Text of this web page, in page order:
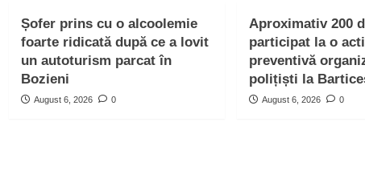
Șofer prins cu o alcoolemie
foarte ridicată după ce a lovit
un autoturism parcat în
Bozieni
August 6, 2026 0
Aproximativ 200
participat la o
preventivă
polițiști la
August 6, 2026 0